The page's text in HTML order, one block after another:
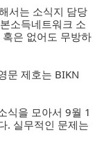
서는 소식지 담당
소득네트워크 소
은 없어도 무방하
문 제호는 BIKN
식을 모아서 9월 1
. 실무적인 문제는